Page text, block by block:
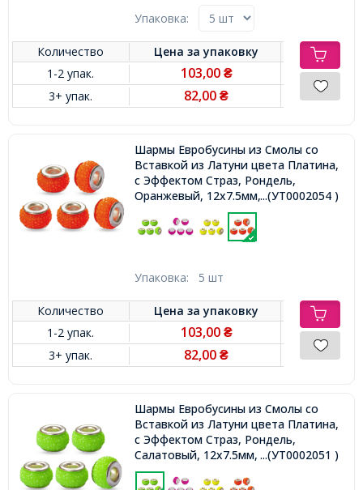
Упаковка:
Количество Цена заупаковку
1-2 упак.
103,00 ₴
3+ упак. 82,00₴
Шармы Евробусины из Смолы со
Вставкой из Латуни цвета Платина,
с Эффектом Страз, Рондель,
Оранжевый, 12х7.5мм, Отверстие
...(УТ0002054 )
Упаковка: 5 шт
Количество Цена заупаковку
1-2 упак.
103,00 ₴
3+ упак. 82,00₴
Шармы Евробусины из Смолы со
Вставкой из Латуни цвета Платина,
с Эффектом Страз, Рондель,
Салатовый, 12х7.5мм, Отверстие
4.5мм,
...(УТ0002051 )